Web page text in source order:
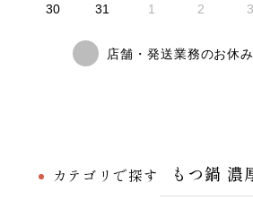
カテゴリで探す
もつ鍋 濃
30 31 1 2 3
店舗・発送業務のお休み